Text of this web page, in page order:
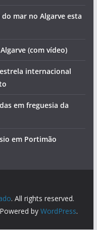
mar no Algarve esta
(com vídeo)
internacional
em freguesia da
em Portimão
. All rights reserved.
by WordPress.